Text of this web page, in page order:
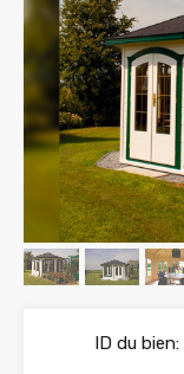
ID du bien: